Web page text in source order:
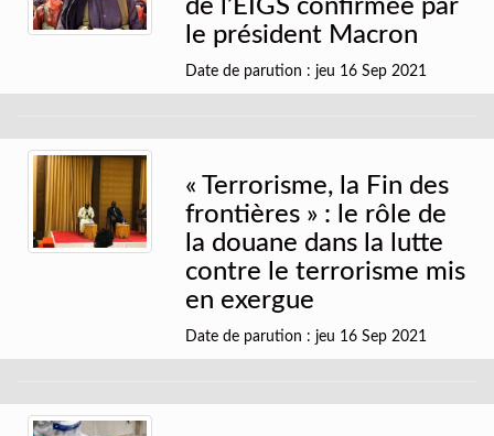
de l’EIGS confirmée par
le président Macron
Date de parution : jeu 16 Sep 2021
« Terrorisme, la Fin des
frontières » : le rôle de
la douane dans la lutte
contre le terrorisme mis
en exergue
Date de parution : jeu 16 Sep 2021